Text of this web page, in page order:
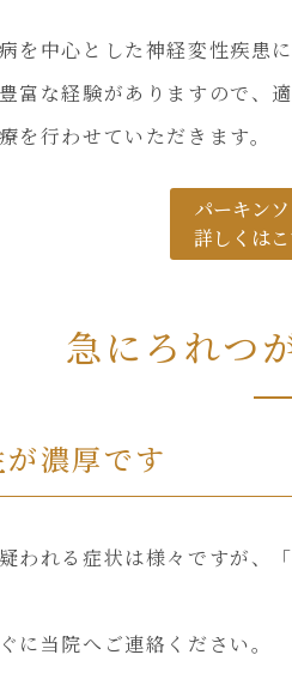
を中心とした神経変性疾患
富な経験がありますので、
を行わせていただきます。
パーキン
詳しくは
急にろれつ
濃厚です
われる症状は様々ですが
に当院へご連絡ください。